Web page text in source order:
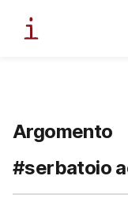
Argomento
#serbatoio